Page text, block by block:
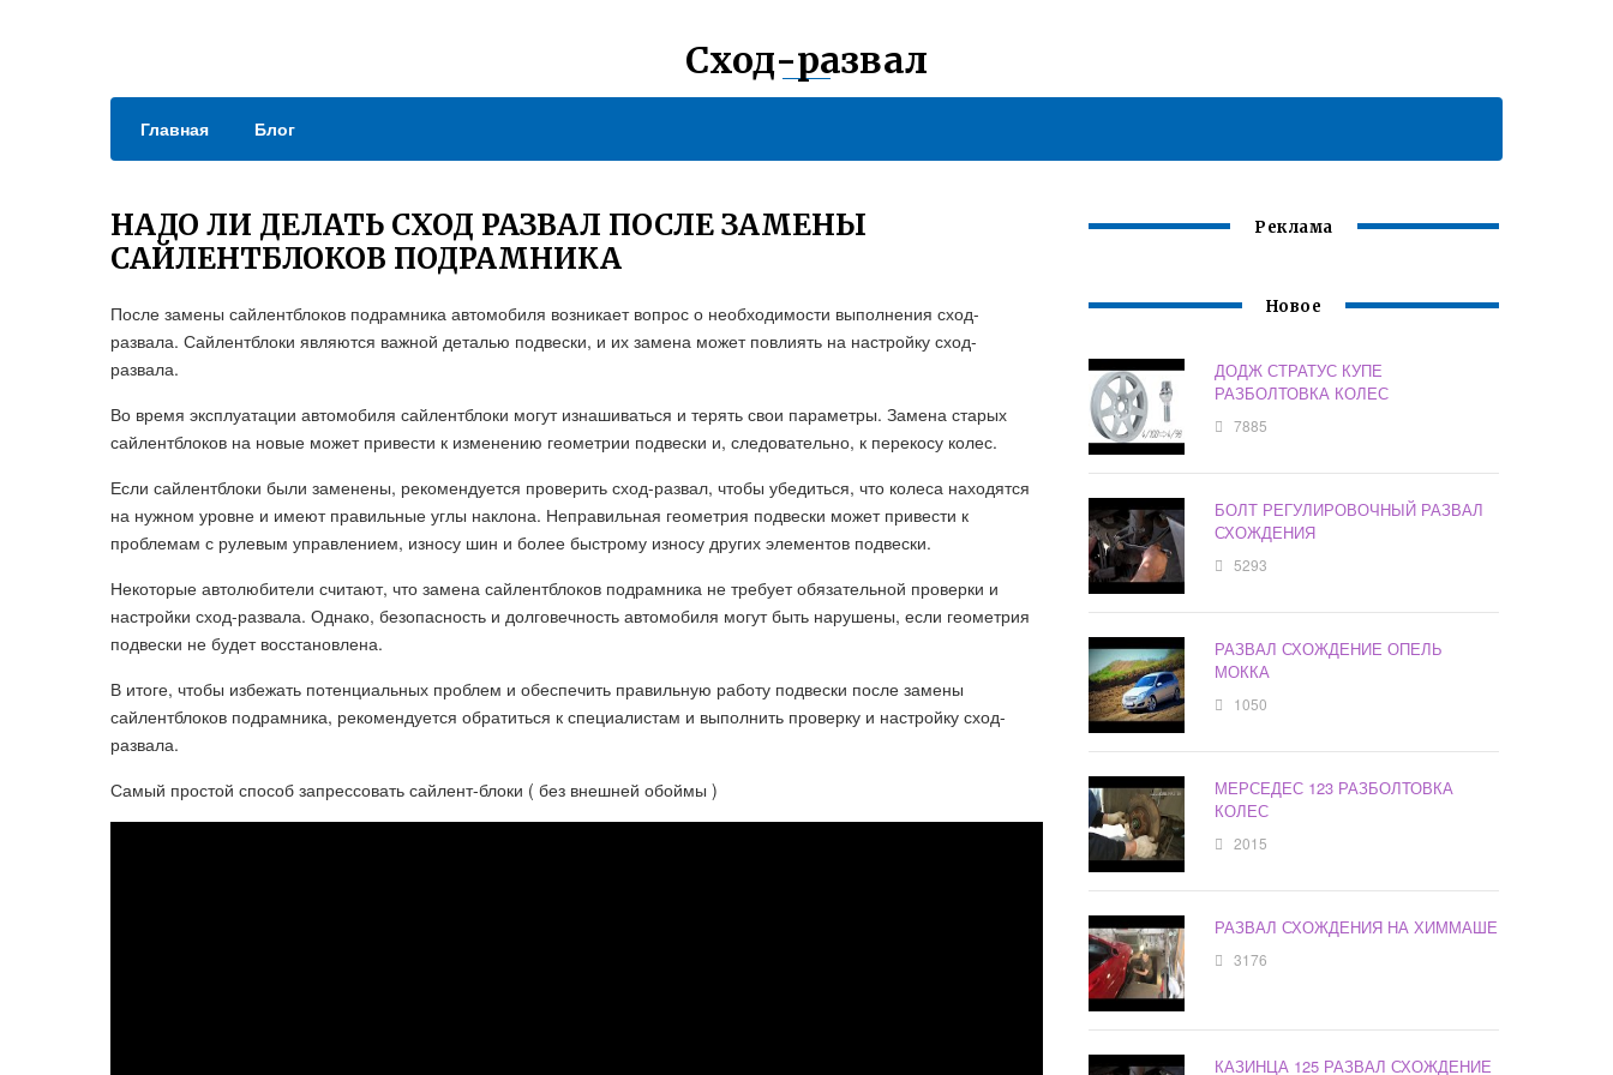
Сход-развал
Главная Блог
НАДО ЛИ ДЕЛАТЬ СХОД РАЗВАЛ ПОСЛЕ ЗАМЕНЫ
САЙЛЕНТБЛОКОВ ПОДРАМНИКА
После замены сайлентблоков подрамника автомобиля возникает вопрос о необходимости выполнения сход-
развала. Сайлентблоки являются важной деталью подвески, и их замена может повлиять на настройку сход-
развала.
Во время эксплуатации автомобиля сайлентблоки могут изнашиваться и терять свои параметры. Замена старых
сайлентблоков на новые может привести к изменению геометрии подвески и, следовательно, к перекосу колес.
Если сайлентблоки были заменены, рекомендуется проверить сход-развал, чтобы убедиться, что колеса находятся
на нужном уровне и имеют правильные углы наклона. Неправильная геометрия подвески может привести к
проблемам с рулевым управлением, износу шин и более быстрому износу других элементов подвески.
Некоторые автолюбители считают, что замена сайлентблоков подрамника не требует обязательной проверки и
настройки сход-развала. Однако, безопасность и долговечность автомобиля могут быть нарушены, если геометрия
подвески не будет восстановлена.
В итоге, чтобы избежать потенциальных проблем и обеспечить правильную работу подвески после замены
сайлентблоков подрамника, рекомендуется обратиться к специалистам и выполнить проверку и настройку сход-
развала.
Самый простой способ запрессовать сайлент-блоки ( без внешней обоймы )
Реклама
Новое
ДОДЖ СТРАТУС КУПЕ
РАЗБОЛТОВКА КОЛЕС
7885
БОЛТ РЕГУЛИРОВОЧНЫЙ РАЗВАЛ
СХОЖДЕНИЯ
5293
РАЗВАЛ СХОЖДЕНИЕ ОПЕЛЬ
МОККА
1050
МЕРСЕДЕС 123 РАЗБОЛТОВКА
КОЛЕС
2015
РАЗВАЛ СХОЖДЕНИЯ НА ХИММАШЕ
3176
КАЗИНЦА 125 РАЗВАЛ СХОЖДЕНИЕ